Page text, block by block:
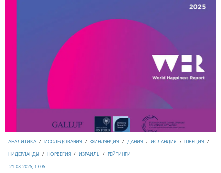
АНАЛИТИКА / ИССЛЕДОВАНИЯ / ФИНЛЯНДИЯ / ДАНИЯ / ИСЛАНДИЯ / ШВЕЦИЯ /
НИДЕРЛАНДЫ / НОРВЕГИЯ / ИЗРАИЛЬ / РЕЙТИНГИ
21-03-2025, 10:05